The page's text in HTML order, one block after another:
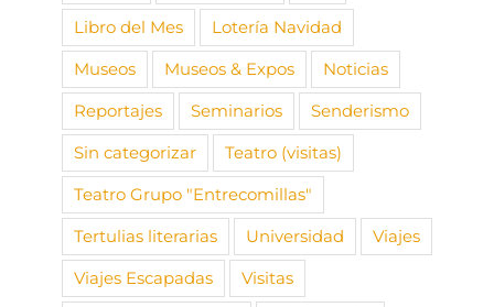
Libro del Mes
Lotería Navidad
Museos
Museos & Expos
Noticias
Reportajes
Seminarios
Senderismo
Sin categorizar
Teatro (visitas)
Teatro Grupo "Entrecomillas"
Tertulias literarias
Universidad
Viajes
Viajes Escapadas
Visitas